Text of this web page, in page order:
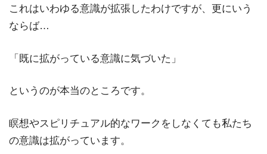
これはいわゆる意識が拡張したわけですが、更にいう
ならば…
「既に拡がっている意識に気づいた」
というのが本当のところです。
瞑想やスピリチュアル的なワークをしなくても私たち
の意識は拡がっています。